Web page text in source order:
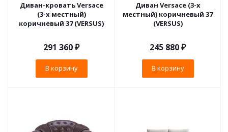
Диван-кровать Versace
(3-х местный)
коричневый 37 (VERSUS)
291 360₽
В корзину
Диван Versace (3-х
местный) коричневый 37
(VERSUS)
245 880₽
В корзину